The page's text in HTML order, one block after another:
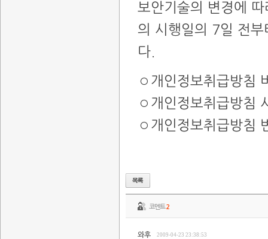
보안기술의 변경에
의 시행일의 7일 전
다.
◦개인정보취급방침
◦개인정보취급방침
◦개인정보취급방침
코멘트2
와후 2009-04-23 23:38:53